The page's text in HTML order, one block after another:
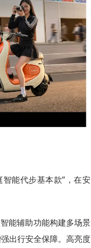
能代步基本款”，在安
能辅助功能构建多场景
出行安全保障。高亮度